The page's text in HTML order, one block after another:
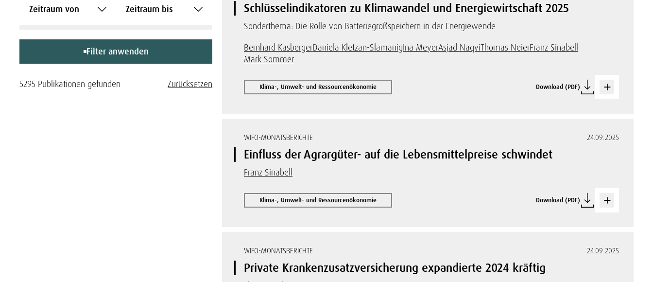
Zeitraum von Zeitraum bis
Filter anwenden
5295 Publikationen gefunden Zurücksetzen
Schlüsselindikatoren zu Klimawandel und Energiewirtschaft 2025
Sonderthema: Die Rolle von Batteriegroßspeichern in der Energiewende
Bernhard KasbergerDaniela Kletzan-SlamanigIna MeyerAsjad NaqviThomas NeierFranz Sinabell
Mark Sommer
Klima-, Umwelt- und Ressourcenökonomie Download (PDF)
WIFO-MONATSBERICHTE 24.09.2025
Einfluss der Agrargüter- auf die Lebensmittelpreise schwindet
Franz Sinabell
Klima-, Umwelt- und Ressourcenökonomie Download (PDF)
WIFO-MONATSBERICHTE 24.09.2025
Private Krankenzusatzversicherung expandierte 2024 kräftig